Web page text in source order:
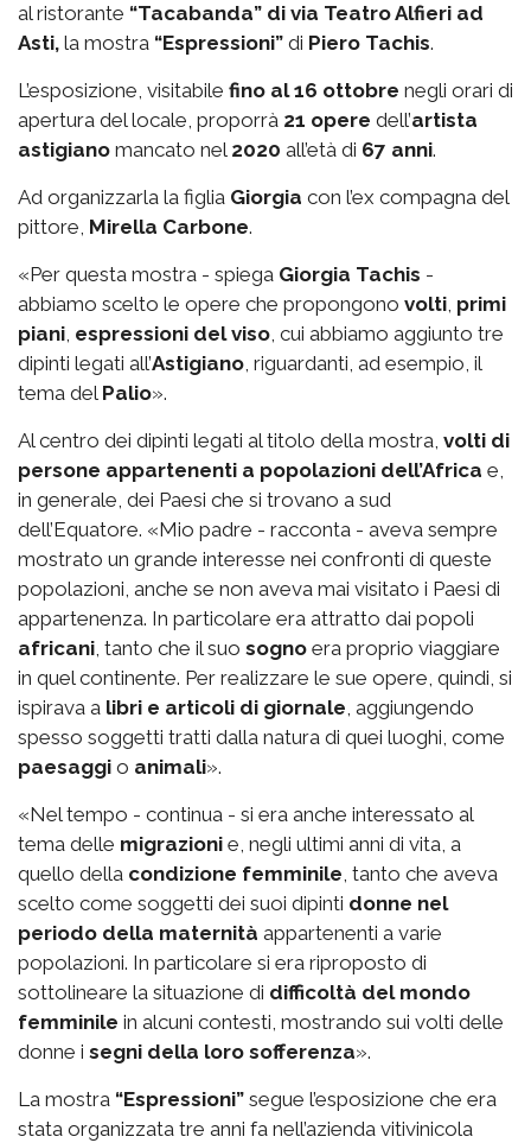
al ristorante “Tacabanda” di via Teatro Alfieri ad
Asti, la mostra “Espressioni” di Piero Tachis.
L’esposizione, visitabile fino al 16 ottobre negli orari di
apertura del locale, proporrà 21 opere dell’artista
astigiano mancato nel 2020 all’età di 67 anni.
Ad organizzarla la figlia Giorgia con l’ex compagna del
pittore, Mirella Carbone.
«Per questa mostra - spiega Giorgia Tachis -
abbiamo scelto le opere che propongono volti, primi
piani, espressioni del viso, cui abbiamo aggiunto tre
dipinti legati all’Astigiano, riguardanti, ad esempio, il
tema del Palio».
Al centro dei dipinti legati al titolo della mostra, volti di
persone appartenenti a popolazioni dell’Africa e,
in generale, dei Paesi che si trovano a sud
dell’Equatore. «Mio padre - racconta - aveva sempre
mostrato un grande interesse nei confronti di queste
popolazioni, anche se non aveva mai visitato i Paesi di
appartenenza. In particolare era attratto dai popoli
africani, tanto che il suo sogno era proprio viaggiare
in quel continente. Per realizzare le sue opere, quindi, si
ispirava a libri e articoli di giornale, aggiungendo
spesso soggetti tratti dalla natura di quei luoghi, come
paesaggi o animali».
«Nel tempo - continua - si era anche interessato al
tema delle migrazioni e, negli ultimi anni di vita, a
quello della condizione femminile, tanto che aveva
scelto come soggetti dei suoi dipinti donne nel
periodo della maternità appartenenti a varie
popolazioni. In particolare si era riproposto di
sottolineare la situazione di difficoltà del mondo
femminile in alcuni contesti, mostrando sui volti delle
donne i segni della loro sofferenza».
La mostra “Espressioni” segue l’esposizione che era
stata organizzata tre anni fa nell’azienda vitivinicola